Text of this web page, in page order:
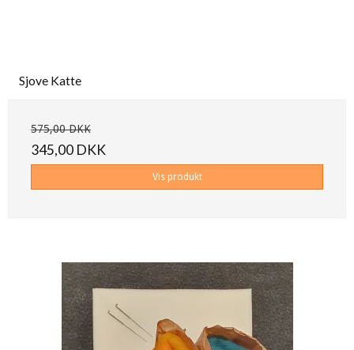
Sjove Katte
575,00 DKK
345,00 DKK
Vis produkt